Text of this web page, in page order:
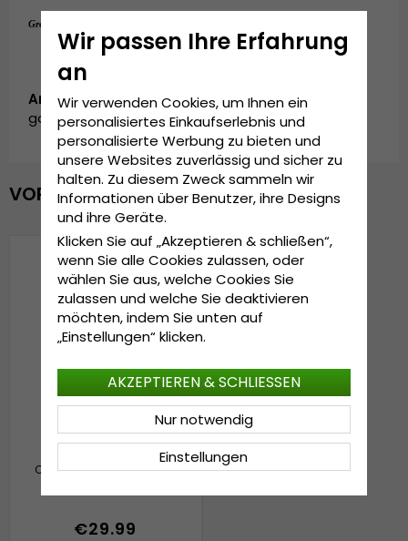
Grösseninformationen:
Artikelnummer:
garda.cap.black.mountains
VOR KURZEM ANGESEHEN
Caps - Gårda Mountains
€29.99
Wir passen Ihre Erfahrung
an
Wir verwenden Cookies, um Ihnen ein
personalisiertes Einkaufserlebnis und
personalisierte Werbung zu bieten und
unsere Websites zuverlässig und sicher zu
halten. Zu diesem Zweck sammeln wir
Informationen über Benutzer, ihre Designs
und ihre Geräte.
Klicken Sie auf „Akzeptieren & schließen“,
wenn Sie alle Cookies zulassen, oder
wählen Sie aus, welche Cookies Sie
zulassen und welche Sie deaktivieren
möchten, indem Sie unten auf
„Einstellungen“ klicken.
Einstellungen
Nur notwendig
AKZEPTIEREN & SCHLIESSEN